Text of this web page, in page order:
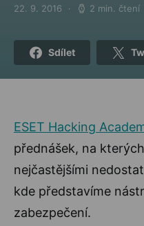
Posted on
22. 9. 2016 2 min. čtení
Sdílet
ESET Hacking
přednášek, na
nejčastějšími
kde představíme
zabezpečení.